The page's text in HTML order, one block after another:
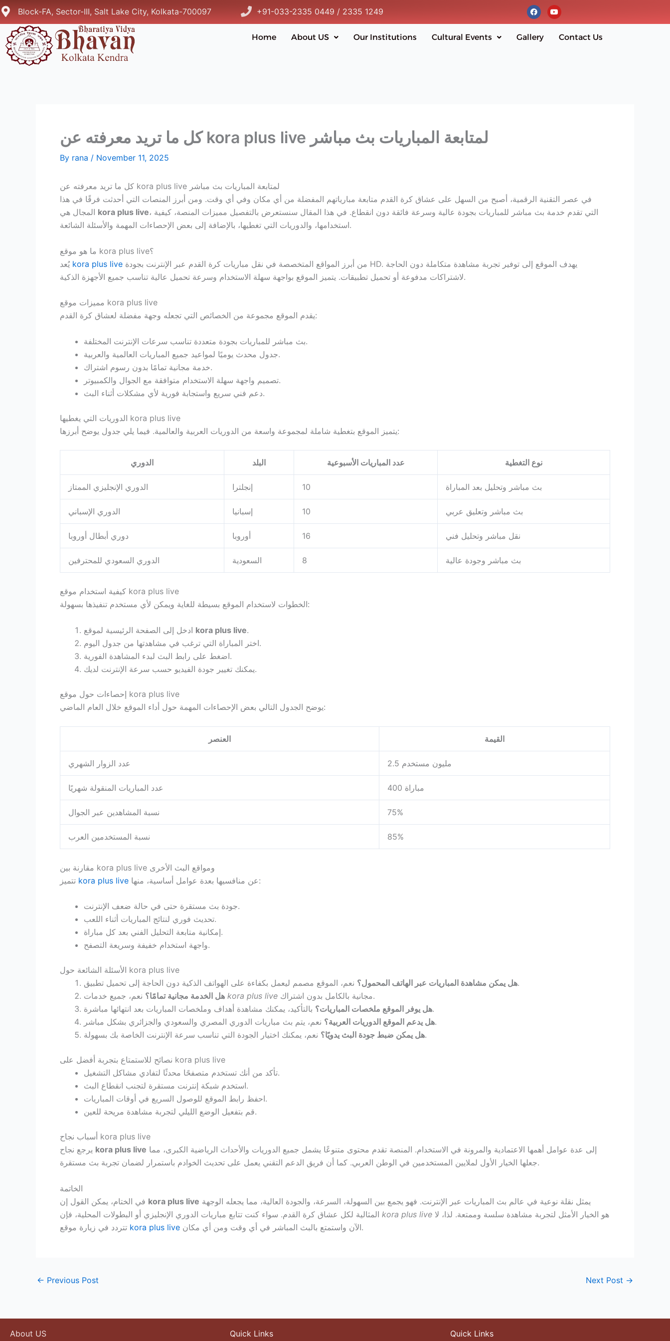
Skip
to
content
Block-FA, Sector-III, Salt Lake City, Kolkata-700097 +91-033-2335 0449 / 2335 1249
F
a
c
b
o
Y
o
u
Home About US Our Institutions Cultural Events Gallery Contact Us
كل ما تريد معرفته عن kora plus live لمتابعة المباريات بث مباشر
By rana / November 11, 2025
كل ما تريد معرفته عن kora plus live لمتابعة المباريات بث مباشر
في عصر التقنية الرقمية، أصبح من السهل على عشاق كرة القدم متابعة مبارياتهم المفضلة من أي مكان وفي أي وقت. ومن أبرز المنصات التي أحدثت فرقًا في هذا
kora plus live، التي تقدم خدمة بث مباشر للمباريات بجودة عالية وسرعة فائقة دون انقطاع. في هذا المقال سنستعرض بالتفصيل مميزات المنصة، كيفية
استخدامها، والدوريات التي تغطيها، بالإضافة إلى بعض الإحصاءات المهمة والأسئلة الشائعة.
ما هو موقع kora plus live؟
يُعد kora plus live
لاشتراكات مدفوعة أو تحميل تطبيقات. يتميز الموقع بواجهة سهلة الاستخدام وسرعة تحميل عالية تناسب جميع الأجهزة الذكية.
مميزات موقع kora plus live
يقدم الموقع مجموعة من الخصائص التي تجعله وجهة مفضلة لعشاق كرة القدم:
بث مباشر للمباريات بجودة متعددة تناسب سرعات الإنترنت المختلفة.
جدول محدث يوميًا لمواعيد جميع المباريات العالمية والعربية.
خدمة مجانية تمامًا بدون رسوم اشتراك.
تصميم واجهة سهلة الاستخدام متوافقة مع الجوال والكمبيوتر.
دعم فني سريع واستجابة فورية لأي مشكلات أثناء البث.
الدوريات التي يغطيها kora plus live
يتميز الموقع بتغطية شاملة لمجموعة واسعة من الدوريات العربية والعالمية. فيما يلي جدول يوضح أبرزها:
الدوري البلد عدد المباريات الأسبوعية نوع التغطية
الدوري الإنجليزي الممتاز إنجلترا 10 بث مباشر وتحليل بعد المباراة
الدوري الإسباني إسبانيا 10 بث مباشر وتعليق عربي
دوري أبطال أوروبا أوروبا 16 نقل مباشر وتحليل فني
الدوري السعودي للمحترفين السعودية 8 بث مباشر وجودة عالية
كيفية استخدام موقع kora plus live
الخطوات لاستخدام الموقع بسيطة للغاية ويمكن لأي مستخدم تنفيذها بسهولة:
kora plus live.
اختر المباراة التي ترغب في مشاهدتها من جدول اليوم.
اضغط على رابط البث لبدء المشاهدة الفورية.
يمكنك تغيير جودة الفيديو حسب سرعة الإنترنت لديك.
إحصاءات حول موقع kora plus live
يوضح الجدول التالي بعض الإحصاءات المهمة حول أداء الموقع خلال العام الماضي:
العنصر القيمة
عدد الزوار الشهري 2.5 مليون مستخدم
عدد المباريات المنقولة شهريًا 400 مباراة
نسبة المشاهدين عبر الجوال 75%
نسبة المستخدمين العرب 85%
مقارنة بين kora plus live ومواقع البث الأخرى
kora plus live عن منافسيها بعدة عوامل أساسية، منها:
جودة بث مستقرة حتى في حالة ضعف الإنترنت.
تحديث فوري لنتائج المباريات أثناء اللعب.
إمكانية متابعة التحليل الفني بعد كل مباراة.
واجهة استخدام خفيفة وسريعة التصفح.
الأسئلة الشائعة حول kora plus live
هل يمكن مشاهدة المباريات عبر الهاتف المحمول؟نعم، الموقع مصمم ليعمل بكفاءة على الهواتف الذكية دون الحاجة إلى تحميل تطبيق.
هل الخدمة مجانية تمامًا؟ kora plus live
مجانية بالكامل بدون اشتراك.
هل يوفر الموقع ملخصات المباريات؟بالتأكيد، يمكنك مشاهدة أهداف وملخصات المباريات بعد انتهائها مباشرة.
هل يدعم الموقع الدوريات العربية؟نعم، يتم بث مباريات الدوري المصري والسعودي والجزائري بشكل مباشر.
هل يمكن ضبط جودة البث يدويًا؟نعم، يمكنك اختيار الجودة التي تناسب سرعة الإنترنت الخاصة بك بسهولة.
نصائح للاستمتاع بتجربة أفضل على kora plus live
تأكد من أنك تستخدم متصفحًا محدثًا لتفادي مشاكل التشغيل.
استخدم شبكة إنترنت مستقرة لتجنب انقطاع البث.
احفظ رابط الموقع للوصول السريع في أوقات المباريات.
قم بتفعيل الوضع الليلي لتجربة مشاهدة مريحة للعين.
أسباب نجاح kora plus live
kora plus live
جعلها الخيار الأول لملايين المستخدمين في الوطن العربي. كما أن فريق الدعم التقني يعمل على تحديث الخوادم باستمرار لضمان تجربة بث مستقرة.
الخاتمة
kora plus live
kora plus live
kora plus live الآن واستمتع بالبث المباشر في أي وقت ومن أي مكان.
← Previous Post Next Post →
About US Quick Links Quick Links